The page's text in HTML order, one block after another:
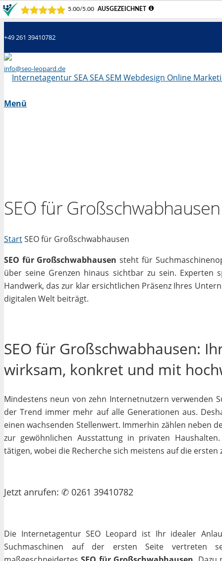
+49 261 39410782
info@seo-leopard.de
Menü
SEO für Großschwabhausen
StartSEO für Großschwabhausen
SEO für Großschwabhausen steht für
über seine Grenzen hinaus sichtbar zu sein. Experten
Handwerk, das zur klar ersichtlichen Präsenz Ihres
digitalen Welt beiträgt.
SEO für Großschwabhausen:
wirksam, konkret und mit
Mindestens neun von zehn Internetnutzern verwenden
der Trend immer mehr auf alle Generationen aus.
einen wachsenden Stellenwert. Immerhin zählen neben
zur gewöhnlichen Ausstattung in privaten
tätigen, wobei die Recherche sich meistens auf die
Jetzt anrufen: ✆ 0261 39410782
Die Internetagentur SEO Leopard ist Ihr idealer
Suchmaschinen auf der ersten Seite vertreten